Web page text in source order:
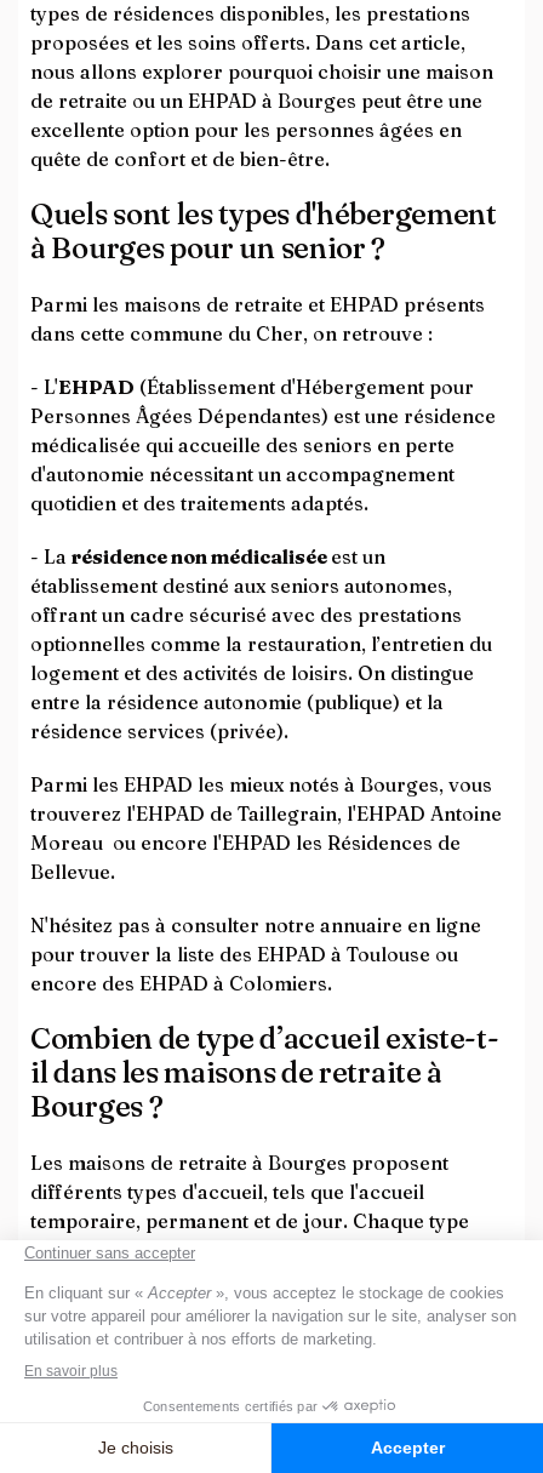
types de résidences disponibles, les prestations
proposées et les soins offerts. Dans cet article,
nous allons explorer pourquoi choisir une maison
de retraite ou un EHPAD à Bourges peut être une
excellente option pour les personnes âgées en
quête de confort et de bien-être.
Quels sont les types d'hébergement
à Bourges pour un senior ?
Parmi les maisons de retraite et EHPAD présents
dans cette commune du Cher, on retrouve :
- L'EHPAD (Établissement d'Hébergement pour
Personnes Âgées Dépendantes) est une résidence
médicalisée qui accueille des seniors en perte
d'autonomie nécessitant un accompagnement
quotidien et des traitements adaptés.
- La résidence non médicalisée est un
établissement destiné aux seniors autonomes,
offrant un cadre sécurisé avec des prestations
optionnelles comme la restauration, l’entretien du
logement et des activités de loisirs. On distingue
entre la résidence autonomie (publique) et la
résidence services (privée).
Parmi les EHPAD les mieux notés à Bourges, vous
trouverez l'EHPAD de Taillegrain, l'EHPAD Antoine
Moreau ou encore l'EHPAD les Résidences de
Bellevue.
N'hésitez pas à consulter notre annuaire en ligne
pour trouver la liste des EHPAD à Toulouse ou
encore des EHPAD à Colomiers.
Combien de type d’accueil existe-t-
il dans les maisons de retraite à
Bourges ?
Les maisons de retraite à Bourges proposent
différents types d'accueil, tels que l'accueil
temporaire, permanent et de jour. Chaque type
d'accueil s'adresse à des résidents ayant des
leur situation.
Quels sont les services et soins
proposés dans les maisons de
retraite à Bourges ?